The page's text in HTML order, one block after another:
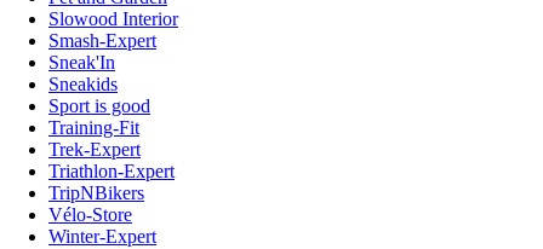
Slowood Interior
Smash-Expert
Sneak'In
Sneakids
Sport is good
Training-Fit
Trek-Expert
Triathlon-Expert
TripNBikers
Vélo-Store
Winter-Expert